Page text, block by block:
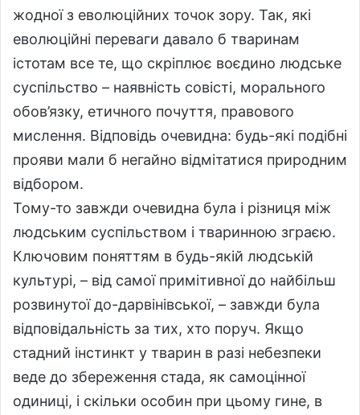
жодної з еволюційних точок зору. Так, які
еволюційні переваги давало б тваринам
істотам все те, що скріплює воєдино людське
суспільство – наявність совісті, морального
обов’язку, етичного почуття, правового
мислення. Відповідь очевидна: будь-які подібні
прояви мали б негайно відмітатися природним
відбором.
Тому-то завжди очевидна була і різниця між
людським суспільством і тваринною зграєю.
Ключовим поняттям в будь-якій людській
культурі, – від самої примітивної до найбільш
розвинутої до-дарвінівської, – завжди була
відповідальність за тих, хто поруч. Якщо
стадний інстинкт у тварин в разі небезпеки
веде до збереження стада, як самоцінної
одиниці, і скільки особин при цьому гине, в